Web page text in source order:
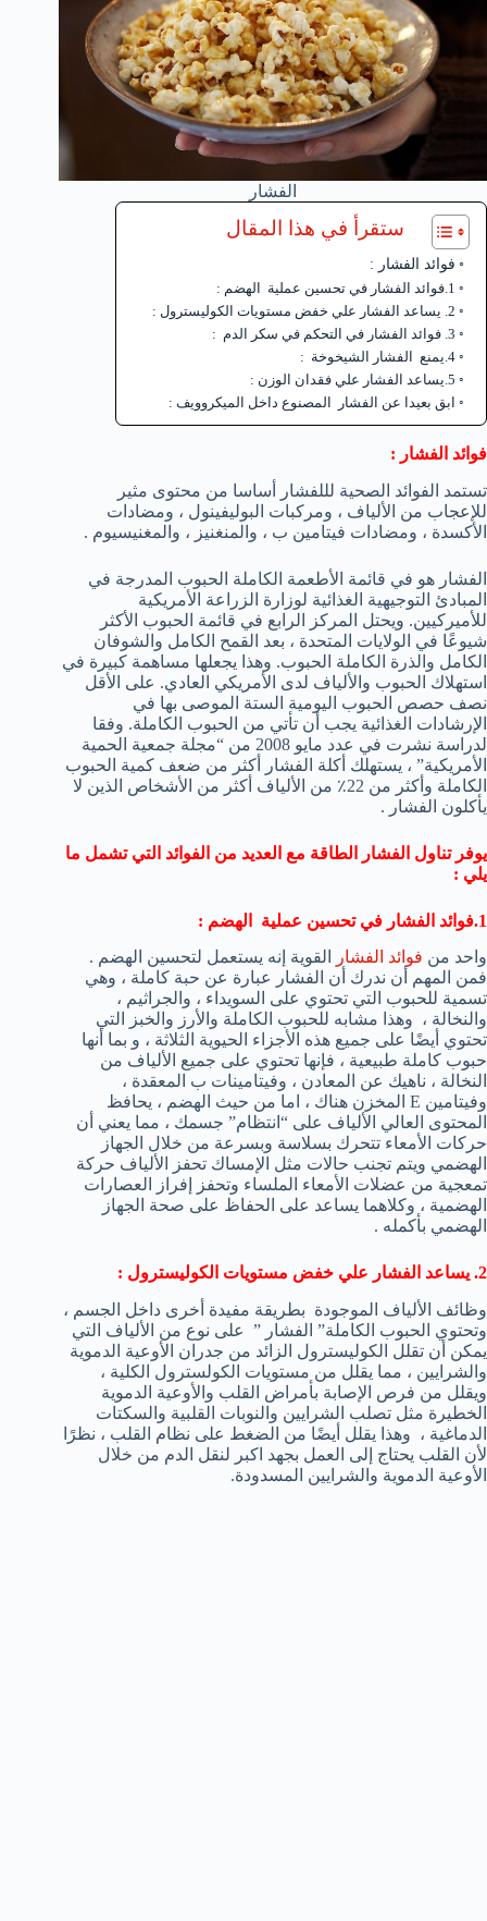
الفشار
ستقرأ في هذا المقال
فوائد الفشار :
1.فوائد الفشار في تحسين عملية الهضم :
2. يساعد الفشار علي خفض مستويات الكوليسترول :
3. فوائد الفشار في التحكم في سكر الدم :
4.يمنع الفشار الشيخوخة :
5.يساعد الفشار علي فقدان الوزن :
ابق بعيدا عن الفشار المصنوع داخل الميكروويف :
فوائد الفشار :
تستمد الفوائد الصحية لللفشار أساسا من محتوى مثير
للإعجاب من الألياف ، ومركبات البوليفينول ، ومضادات
الأكسدة ، ومضادات فيتامين ب ، والمنغنيز ، والمغنيسيوم .
الفشار هو في قائمة الأطعمة الكاملة الحبوب المدرجة في
المبادئ التوجيهية الغذائية لوزارة الزراعة الأمريكية
للأميركيين. ويحتل المركز الرابع في قائمة الحبوب الأكثر
شيوعًا في الولايات المتحدة ، بعد القمح الكامل والشوفان
الكامل والذرة الكاملة الحبوب. وهذا يجعلها مساهمة كبيرة في
استهلاك الحبوب والألياف لدى الأمريكي العادي. على الأقل
نصف حصص الحبوب اليومية الستة الموصى بها في
الإرشادات الغذائية يجب أن تأتي من الحبوب الكاملة. وفقا
لدراسة نشرت في عدد مايو 2008 من “مجلة جمعية الحمية
الأمريكية” ، يستهلك أكلة الفشار أكثر من ضعف كمية الحبوب
الكاملة وأكثر من 22٪ من الألياف أكثر من الأشخاص الذين لا
يأكلون الفشار .
يوفر تناول الفشار الطاقة مع العديد من الفوائد التي تشمل ما
يلي :
1.فوائد الفشار في تحسين عملية الهضم :
واحد من فوائد الفشار
القوية إنه يستعمل لتحسين الهضم .
فمن المهم أن ندرك أن الفشار عبارة عن حبة كاملة ، وهي
تسمية للحبوب التي تحتوي على السويداء ، والجراثيم ،
والنخالة ، وهذا مشابه للحبوب الكاملة والأرز والخبز التي
تحتوي أيضًا على جميع هذه الأجزاء الحيوية الثلاثة ، و بما أنها
حبوب كاملة طبيعية ، فإنها تحتوي على جميع الألياف من
النخالة ، ناهيك عن المعادن ، وفيتامينات ب المعقدة ،
وفيتامين E المخزن هناك ، اما من حيث الهضم ، يحافظ
المحتوى العالي الألياف على “انتظام” جسمك ، مما يعني أن
حركات الأمعاء تتحرك بسلاسة وبسرعة من خلال الجهاز
الهضمي ويتم تجنب حالات مثل الإمساك تحفز الألياف حركة
تمعجية من عضلات الأمعاء الملساء وتحفز إفراز العصارات
الهضمية ، وكلاهما يساعد على الحفاظ على صحة الجهاز
الهضمي بأكمله .
2. يساعد الفشار علي خفض مستويات الكوليسترول :
وظائف الألياف الموجودة بطريقة مفيدة أخرى داخل الجسم ،
وتحتوي الحبوب الكاملة” الفشار ” على نوع من الألياف التي
يمكن أن تقلل الكوليسترول الزائد من جدران الأوعية الدموية
والشرايين ، مما يقلل من مستويات الكولسترول الكلية ،
ويقلل من فرص الإصابة بأمراض القلب والأوعية الدموية
الخطيرة مثل تصلب الشرايين والنوبات القلبية والسكتات
الدماغية ، وهذا يقلل أيضًا من الضغط على نظام القلب ، نظرًا
لأن القلب يحتاج إلى العمل بجهد اكبر لنقل الدم من خلال
الأوعية الدموية والشرايين المسدودة.